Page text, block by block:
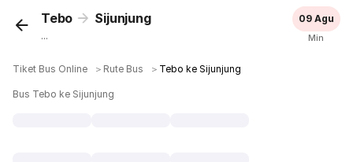
Tebo Sijunjung
...
09 Agu
Min
Tiket Bus Online ＞ Rute Bus ＞ Tebo ke Sijunjung
Bus Tebo ke Sijunjung